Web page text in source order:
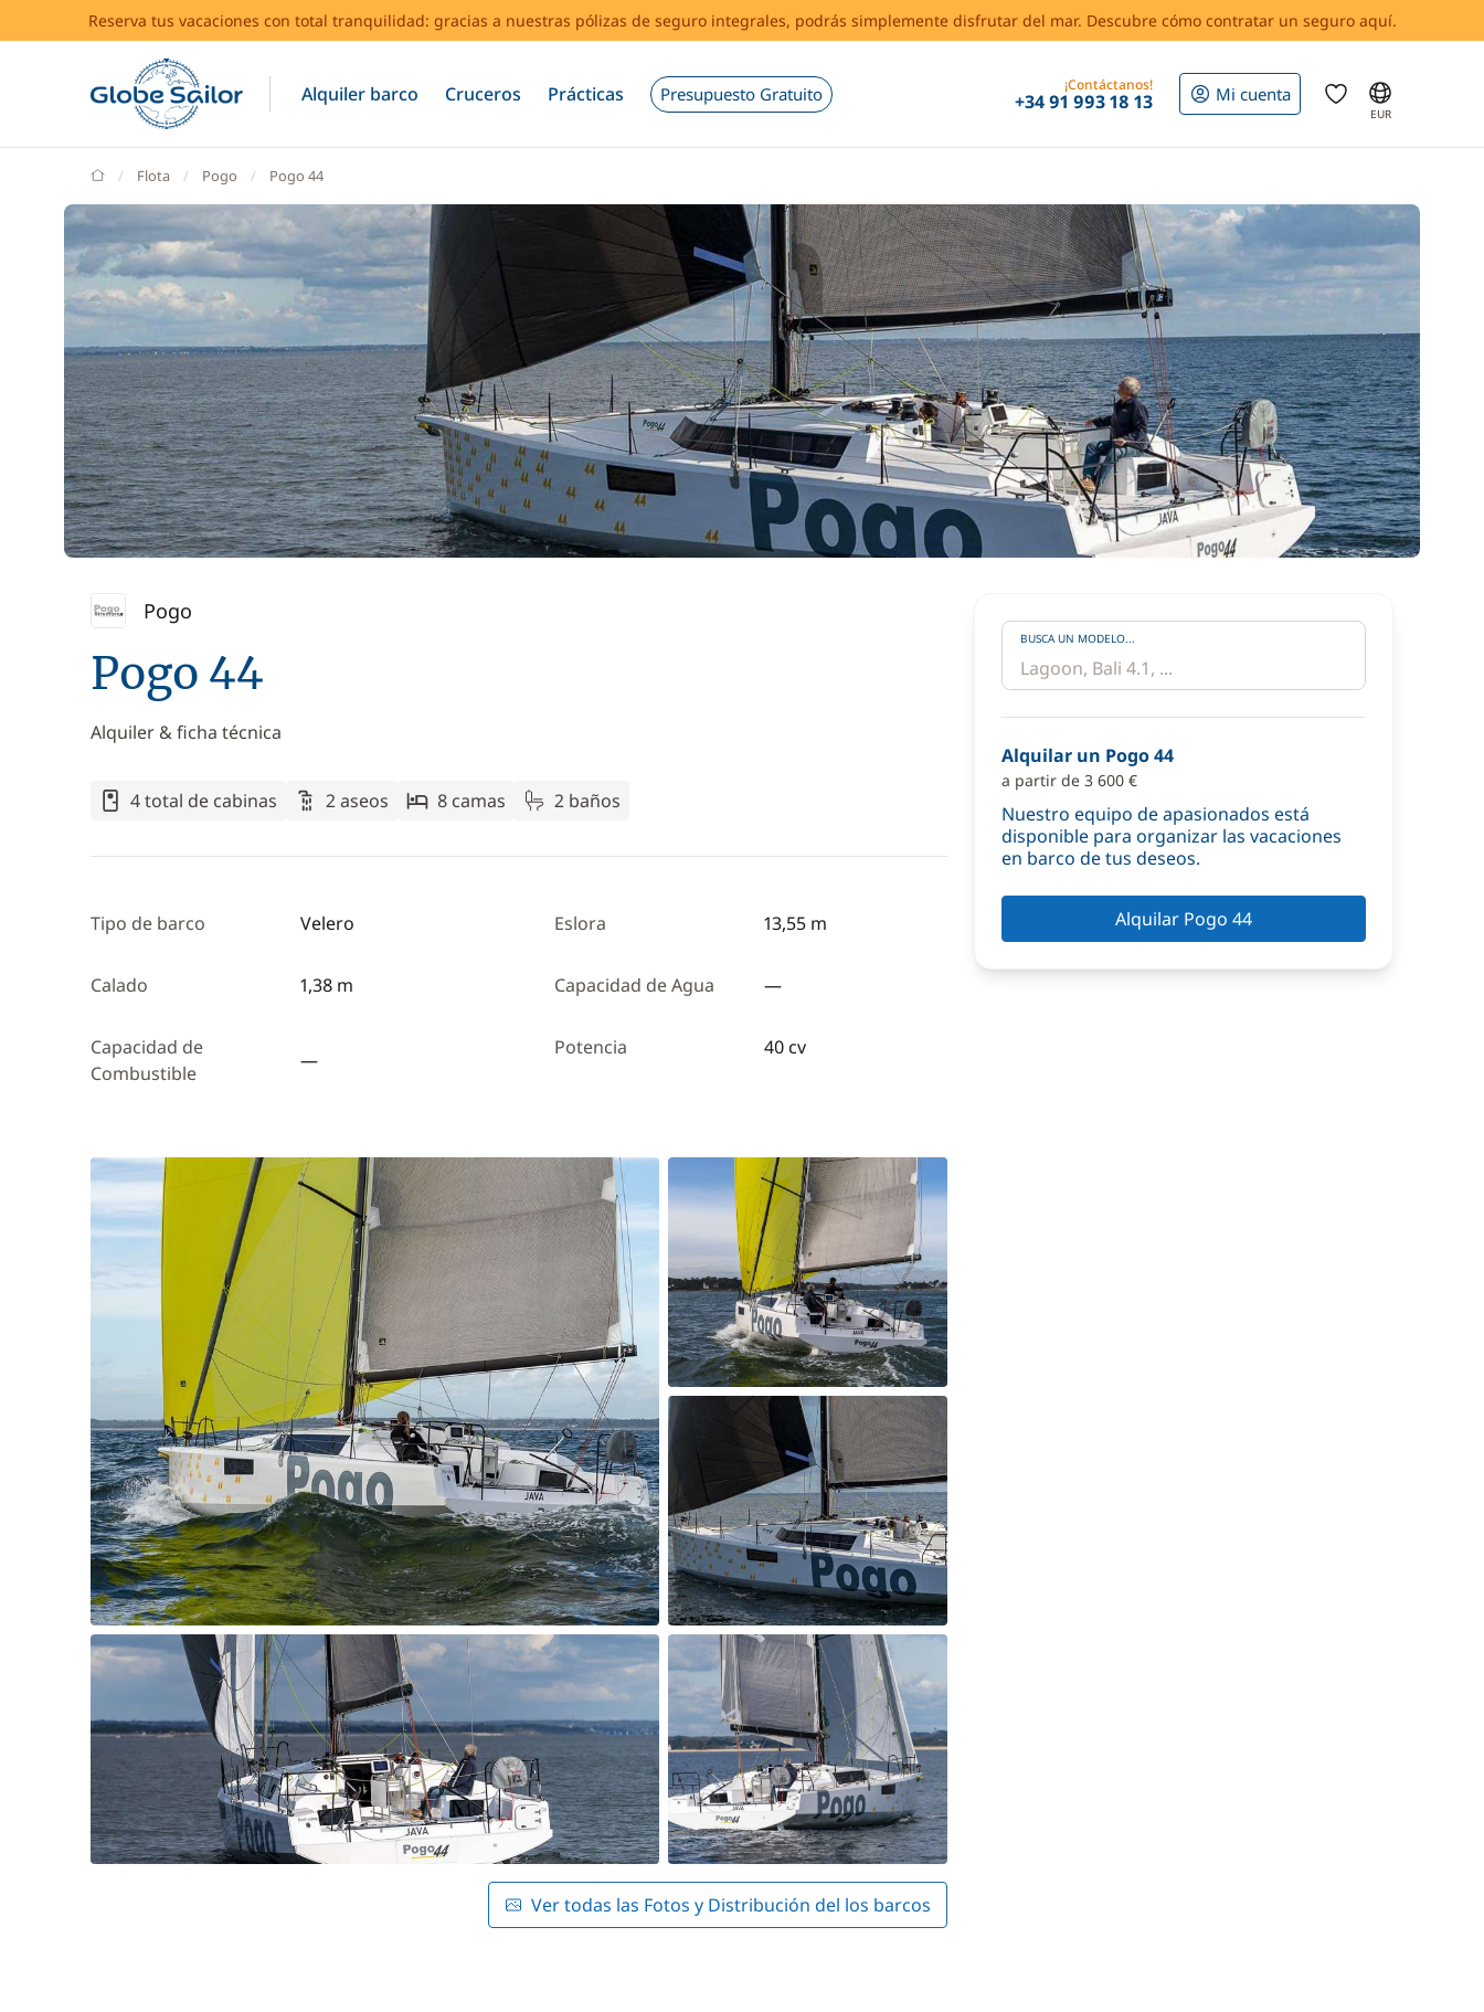
Reserva tus vacaciones con total tranquilidad: gracias a nuestras pólizas de seguro integrales, podrás simplemente disfrutar del mar. Descubre cómo contratar un seguro aquí.
Alquiler barco Cruceros Prácticas Presupuesto Gratuito ¡Contáctanos!
+34 91 993 18 13 Mi cuenta
EUR
GlobeSailor
Flota Pogo Pogo 44
Pogo
Pogo 44
Alquiler & ficha técnica
4 total de cabinas 2 aseos 8 camas 2 baños
Tipo de barco Velero Eslora 13,55 m
Calado 1,38 m Capacidad de Agua —
Capacidad de
Combustible
—
Potencia 40 cv
Ver todas las Fotos y Distribución del los barcos
BUSCA UN MODELO...
Alquilar un Pogo 44
a partir de 3 600 €
Nuestro equipo de apasionados está
disponible para organizar las vacaciones
en barco de tus deseos.
Alquilar Pogo 44